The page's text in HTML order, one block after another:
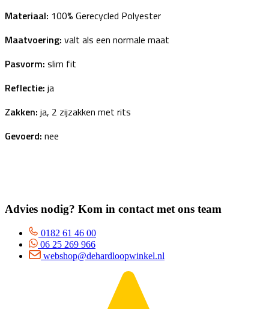
Materiaal: 100% Gerecycled Polyester
Maatvoering: valt als een normale maat
Pasvorm: slim fit
Reflectie: ja
Zakken: ja, 2 zijzakken met rits
Gevoerd: nee
Advies nodig? Kom in contact met ons team
0182 61 46 00
06 25 269 966
webshop@dehardloopwinkel.nl